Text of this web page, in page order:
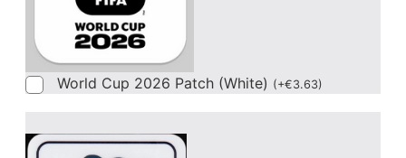
World Cup 2026 Patch (White) (+€3.63)